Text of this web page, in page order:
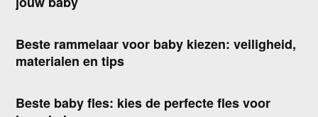
Beste rammelaar voor baby kiezen: veiligheid,
materialen en tips
Beste baby fles: kies de perfecte fles voor